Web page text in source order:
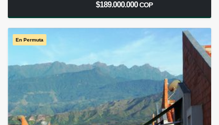
$189.000.000COP
En Permuta